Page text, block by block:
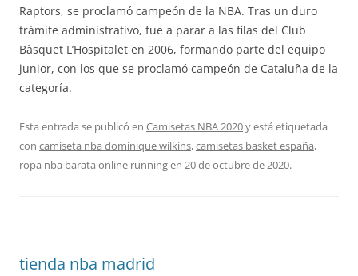
Raptors, se proclamó campeón de la NBA. Tras un duro
trámite administrativo, fue a parar a las filas del Club
Bàsquet L’Hospitalet en 2006, formando parte del equipo
junior, con los que se proclamó campeón de Cataluña de la
categoría.
Esta entrada se publicó en Camisetas NBA 2020y está etiquetada
con camiseta nba dominique wilkins,camisetas basket españa,
ropa nba barata online runningen 20 de octubre de 2020.
tienda nba madrid